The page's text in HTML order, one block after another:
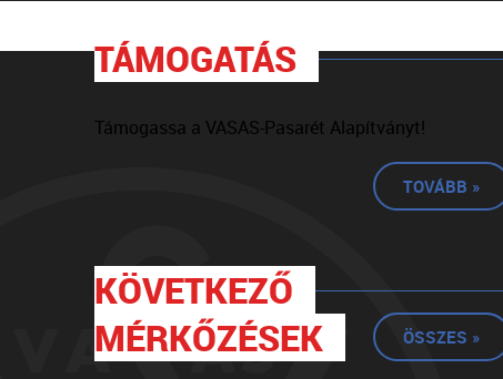
TÁMOGATÁS
Támogassa a VASAS-Pasarét Alapítványt!
TOVÁBB »
KÖVETKEZŐ
MÉRKŐZÉSEK
ÖSSZES »